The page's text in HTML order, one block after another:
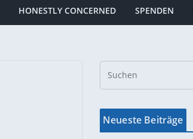
HONESTLY CONCERNED SPENDEN
Neueste Beiträge